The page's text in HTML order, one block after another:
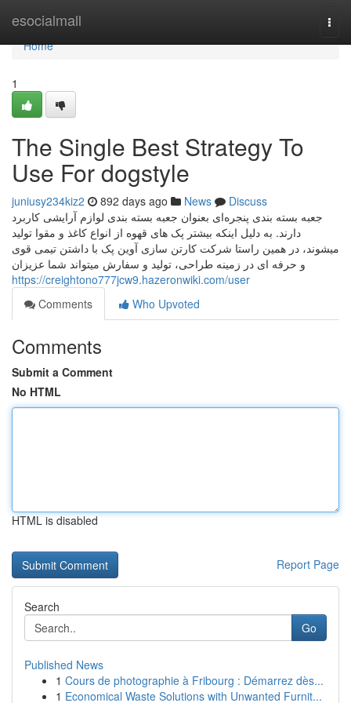
esocialmall
Home
Home
1
The Single Best Strategy To
Use For dogstyle
juniusy234kiz2 892 days ago News
Discuss
جعبه بسته بندی پنجره‌ای بعنوان جعبه بسته بندی لوازم آرایشی کاربرد
دارند. به دلیل اینکه بیشتر پک های قهوه از انواع کاغذ و مقوا تولید
میشوند، در همین راستا شرکت کارتن سازی آوین پک با داشتن تیمی قوی
و حرفه ای در زمینه طراحی، تولید و سفارش میتواند شما عزیزان
https://creightono777jcw9.hazeronwiki.com/user
Comments
Who Upvoted
Comments
Submit a Comment
No HTML
HTML is disabled
Report Page
Search
Go
Published News
1 Cours de photographie à Fribourg : Démarrez dès...
1 Economical Waste Solutions with Unwanted Furnit...